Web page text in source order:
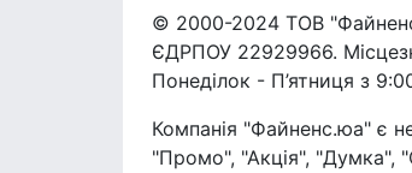
© 2000-2024 ТОВ
ЄДРПОУ 22929966.
Понеділок - П’ятниця з
Компанія "Файненс.юа" є
"Промо", "Акція", "Думка",